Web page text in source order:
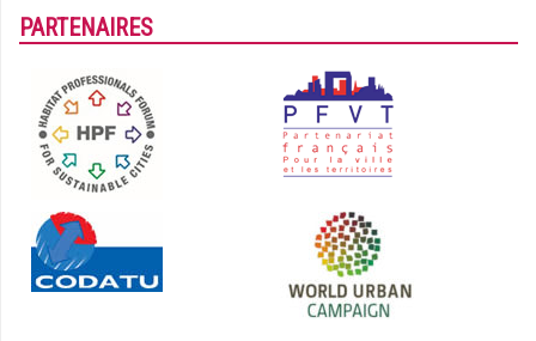
PARTENAIRES